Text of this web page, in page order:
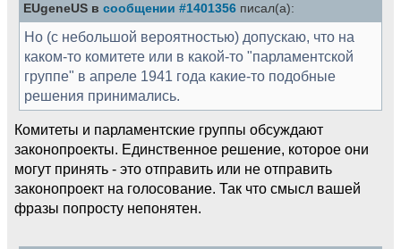
EUgeneUS в сообщении #1401356 писал(а):
Но (с небольшой вероятностью) допускаю, что на
каком-то комитете или в какой-то "парламентской
группе" в апреле 1941 года какие-то подобные
решения принимались.
Комитеты и парламентские группы обсуждают
законопроекты. Единственное решение, которое они
могут принять - это отправить или не отправить
законопроект на голосование. Так что смысл вашей
фразы попросту непонятен.